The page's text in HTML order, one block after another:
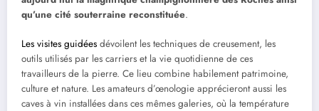
qu’une cité souterraine reconstituée.
Les visites guidées dévoilent les techniques de creusement, les
outils utilisés par les carriers et la vie quotidienne de ces
travailleurs de la pierre. Ce lieu combine habilement patrimoine,
culture et nature. Les amateurs d’œnologie apprécieront aussi les
caves à vin installées dans ces mêmes galeries, où la température